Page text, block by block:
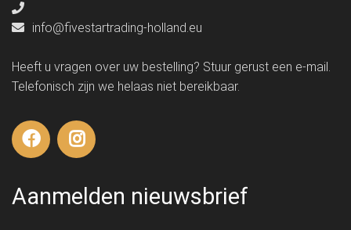
info@fivestartrading-holland.eu
Heeft u vragen over uw bestelling? Stuur gerust een e-mail.
Telefonisch zijn we helaas niet bereikbaar.
Aanmelden nieuwsbrief